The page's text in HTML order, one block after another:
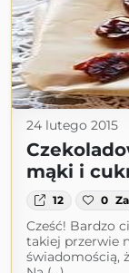
24 lutego 2015
mąki i
12 0
Cześć! Bardzo
takiej przerwie
świadomością,